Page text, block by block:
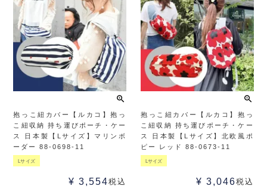
抱っこ紐カバー【ルカコ】抱っ
こ紐収納 持ち運びポーチ・ケー
ス 日本製【Lサイズ】マリンボ
ーダー 88-0698-11
Lサイズ
¥ 3,554税込
抱っこ紐カバー【ルカコ】抱っ
こ紐収納 持ち運びポーチ・ケー
ス 日本製【Lサイズ】北欧風ポ
ピー レッド 88-0673-11
Lサイズ
¥ 3,046税込